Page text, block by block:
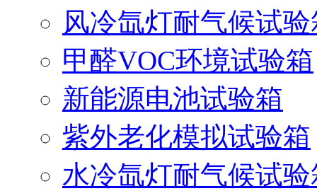
风冷氙灯耐气候试
甲醛VOC环境试验箱
新能源电池试验箱
紫外老化模拟试验箱
水冷氙灯耐气候试验